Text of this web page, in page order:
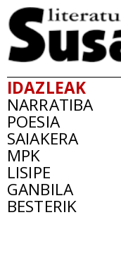
IDAZLEAK
NARRATIBA
POESIA
SAIAKERA
MPK
LISIPE
GANBILA
BESTERIK